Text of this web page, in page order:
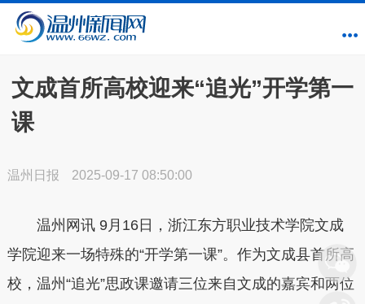
文成首所高校迎来“追光”开学第一
课
温州日报 2025-09-17 08:50:00
温州网讯 9月16日，浙江东方职业技术学院文成
学院迎来一场特殊的“开学第一课”。作为文成县首所高
校，温州“追光”思政课邀请三位来自文成的嘉宾和两位